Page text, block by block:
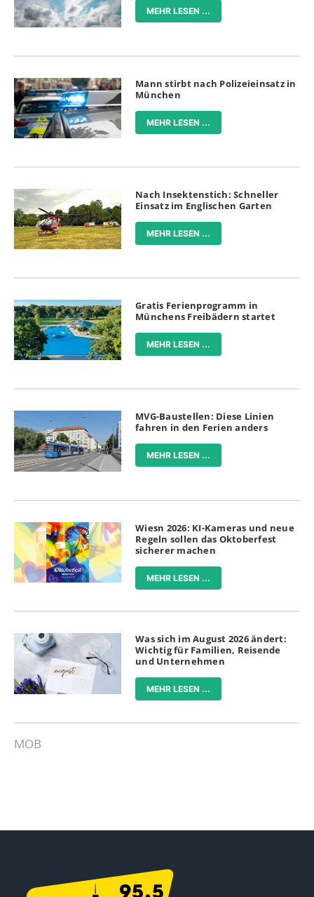
MEHR LESEN ...
Mann stirbt nach Polizeieinsatz in
München
MEHR LESEN ...
Nach Insektenstich: Schneller
Einsatz im Englischen Garten
MEHR LESEN ...
Gratis Ferienprogramm in
Münchens Freibädern startet
MEHR LESEN ...
MVG-Baustellen: Diese Linien
fahren in den Ferien anders
MEHR LESEN ...
Wiesn 2026: KI-Kameras und neue
Regeln sollen das Oktoberfest
sicherer machen
MEHR LESEN ...
Was sich im August 2026 ändert:
Wichtig für Familien, Reisende
und Unternehmen
MEHR LESEN ...
MOB